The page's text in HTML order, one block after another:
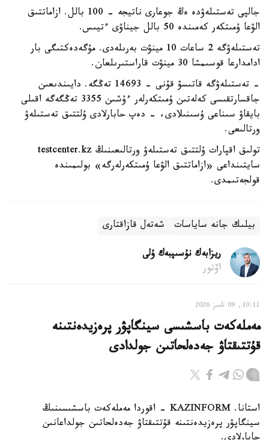
جالپى تەستىلەۋدە ەڭ جوعارى ناتيجە - 100 بالل. ازاماتتىق
الۋعا ۇمىتكەر كەمىندە 50 بالل جيناۋى ءتيىس.
تەستىلەۋگە 2 ساعات 10 مينۋت بەرىلەدى. مۇگەدەكتىگى بار
ادامدارعا قوسىمشا 30 مينۋت قاراستىرىلعان.
- تەستىلەۋگە قاتىسۋ قۇنى - 14693 تەڭگە. دايىندىعىن
جاقسارتقىسى كەلەتىن ۇمىتكەرلەر ءۇشىن 3355 تەڭگەگە اقىلى
بايقاۋ سىناعى ۇسىنىلادى، - دەپ حابارلادى ۇلتتىق تەستىلەۋ
ورتالىعى.
تولىق اقپارات ۇلتتىق تەستىلەۋ ورتالىعىنىڭ testcenter.kz
سايتىنداعى «ازاماتتىق الۋعا ۇمىتكەرلەرگە» بولىمىندە
قولجەتىمدى.
بيلىك جانە ساياسات شەتەل قازاقتارى
ريزابەك نۇسىپبەك ۇلى
اۆتور
10:11, 09 تامىز 2026
مەملەكەت باسشىسى سينگاپۋر پرەزيدەنتىنە
قۇتتىقتاۋ جەدەلحاتىن جولدادى
استانا. KAZINFORM - اقوردا مەملەكەت باسشىسىنىڭ
سينگاپۋر پرەزيدەنتىنە قۇتتىقتاۋ جەدەلحاتىن جولداعانىن